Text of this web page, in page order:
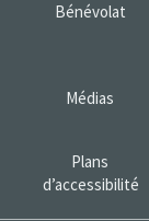
Bénévolat
Médias
Plans
d’accessibilité